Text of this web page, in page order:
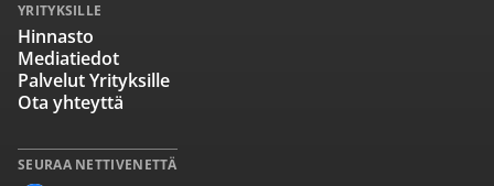
SEURAA NETTIVENETTÄ
YRITYKSILLE
Hinnasto
Mediatiedot
Palvelut Yrityksille
Ota yhteyttä